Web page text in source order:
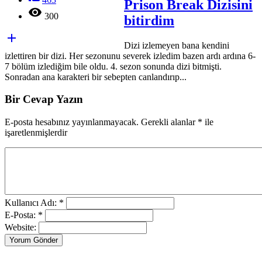
 300

Prison Break Dizisini
bitirdim
Dizi izlemeyen bana kendini
izlettiren bir dizi. Her sezonunu severek izledim bazen ardı ardına 6-
7 bölüm izlediğim bile oldu. 4. sezon sonunda dizi bitmişti.
Sonradan ana karakteri bir sebepten canlandırıp...
Bir Cevap Yazın
E-posta hesabınız yayınlanmayacak. Gerekli alanlar * ile
işaretlenmişlerdir
Kullanıcı Adı: *
E-Posta: *
Website:
Yorum Gönder